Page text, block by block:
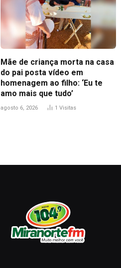
Mãe de criança morta na casa
do pai posta vídeo em
homenagem ao filho: ‘Eu te
amo mais que tudo’
agosto 6, 2026 1 Visitas